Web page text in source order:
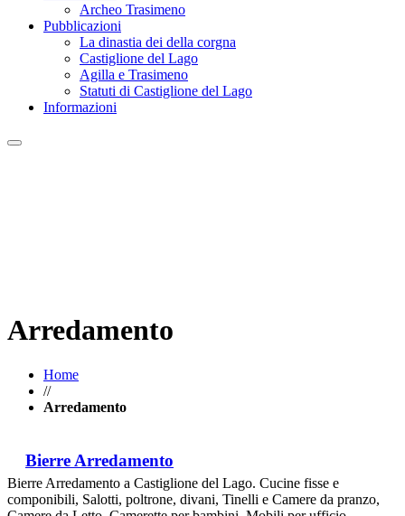
Archeo Trasimeno
Pubblicazioni
La dinastia dei della corgna
Castiglione del Lago
Agilla e Trasimeno
Statuti di Castiglione del Lago
Informazioni
Arredamento
Home
//
Arredamento
Bierre Arredamento
Bierre Arredamento a Castiglione del Lago. Cucine fisse e
componibili, Salotti, poltrone, divani, Tinelli e Camere da pranzo,